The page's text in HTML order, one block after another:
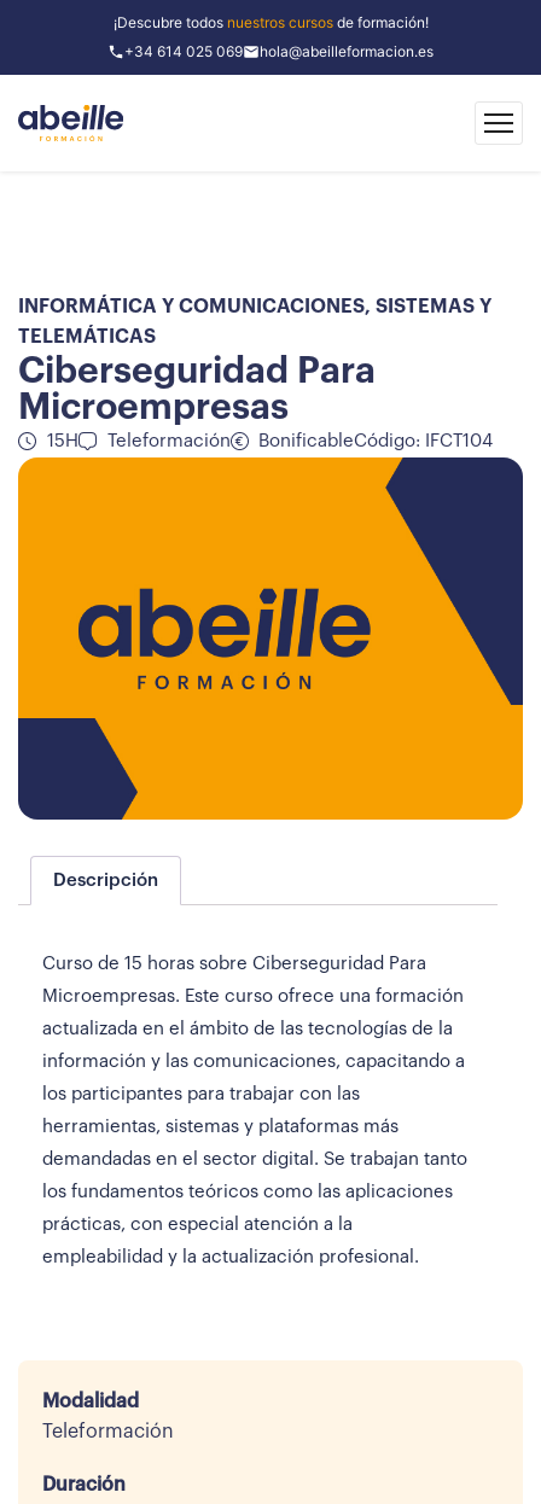
¡Descubre todos nuestros cursosde formación!
+34 614 025 069
hola@abeilleformacion.es
INFORMÁTICA Y COMUNICACIONES, SISTEMAS Y
TELEMÁTICAS
Ciberseguridad Para
Microempresas
15H Teleformación BonificableCódigo: IFCT104
Descripción
Curso de 15 horas sobre Ciberseguridad Para
Microempresas. Este curso ofrece una formación
actualizada en el ámbito de las tecnologías de la
información y las comunicaciones, capacitando a
los participantes para trabajar con las
herramientas, sistemas y plataformas más
demandadas en el sector digital. Se trabajan tanto
los fundamentos teóricos como las aplicaciones
prácticas, con especial atención a la
empleabilidad y la actualización profesional.
Modalidad
Teleformación
Duración